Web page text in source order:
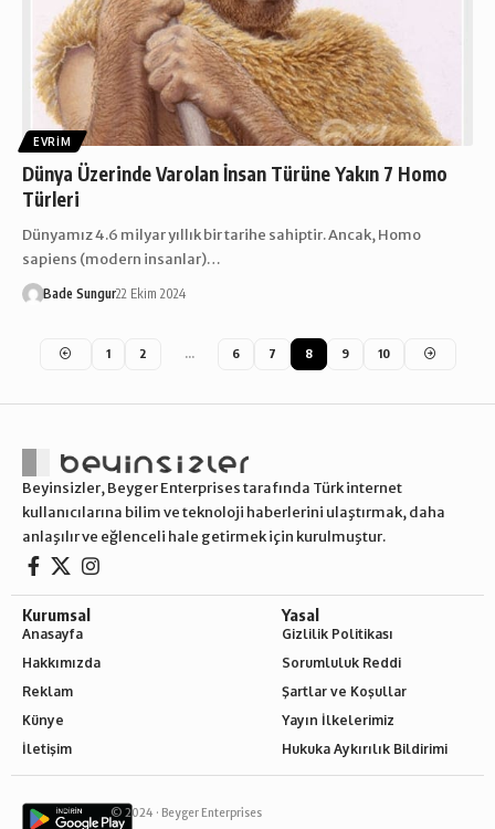
EVRIM
Dünya Üzerinde Varolan İnsan Türüne Yakın 7 Homo
Türleri
Dünyamız 4.6 milyar yıllık bir tarihe sahiptir. Ancak, Homo
sapiens (modern insanlar)…
Bade Sungur22 Ekim 2024
1 2 … 6 7 8 9 10
Beyinsizler, Beyger Enterprises tarafında Türk internet
kullanıcılarına bilim ve teknoloji haberlerini ulaştırmak, daha
anlaşılır ve eğlenceli hale getirmek için kurulmuştur.
Kurumsal
Anasayfa
Hakkımızda
Reklam
Künye
İletişim
Yasal
Gizlilik Politikası
Sorumluluk Reddi
Şartlar ve Koşullar
Yayın İlkelerimiz
Hukuka Aykırılık Bildirimi
© 2024 · Beyger Enterprises